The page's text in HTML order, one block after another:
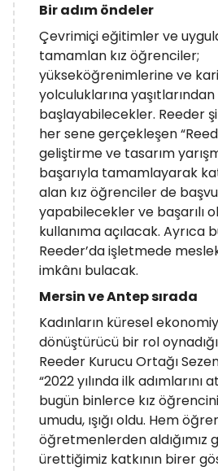
Bir adım öndeler
Çevrimiçi eğitimler ve
tamamlan kız öğrenciler;
yükseköğrenimlerine ve
yolculuklarına
başlayabilecekler. Reeder
her sene gerçekleşen
geliştirme ve tasarım
başarıyla tamamlayarak
alan kız öğrenciler de
yapabilecekler ve başarılı
kullanıma açılacak. Ayrıca
Reeder’da işletmede
imkânı bulacak.
Mersin ve Antep sırada
Kadınların küresel
dönüştürücü bir rol
Reeder Kurucu Ortağı
“2022 yılında ilk adımlarını
bugün binlerce kız
umudu, ışığı oldu. Hem
öğretmenlerden aldığımız
ürettiğimiz katkının birer